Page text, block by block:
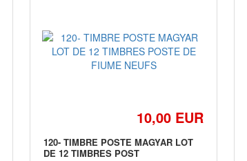
10,00 EUR
120- TIMBRE POSTE MAGYAR LOT
DE 12 TIMBRES POST